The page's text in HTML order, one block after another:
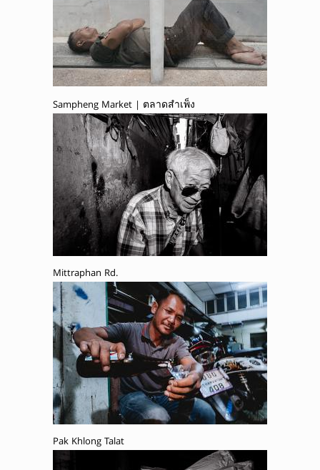
Sampheng Market | ตลาดสำเพ็ง
Mittraphan Rd.
Pak Khlong Talat